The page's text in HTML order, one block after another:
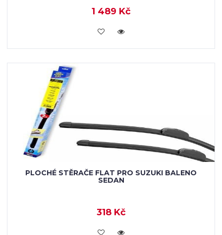
1 489 Kč
KOUPIT
PLOCHÉ STĚRAČE FLAT PRO SUZUKI BALENO
SEDAN
318 Kč
KOUPIT